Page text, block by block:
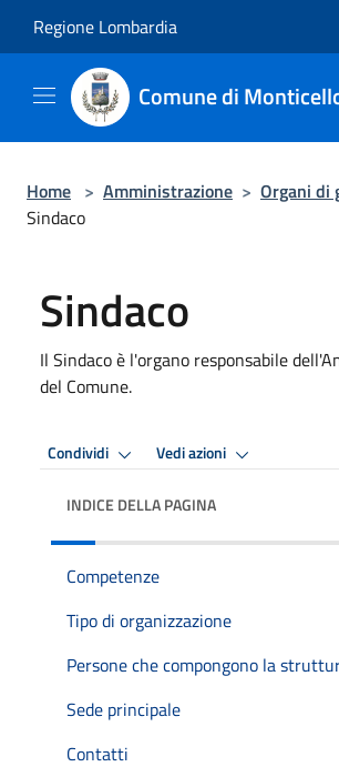
Regione Lombardia
Comune di
Home > Amministrazione > Organi di
Sindaco
Sindaco
Il Sindaco è l'organo responsabile
del Comune.
Condividi Vedi azioni
INDICE DELLA PAGINA
Competenze
Tipo di organizzazione
Persone che compongono la
Sede principale
Contatti